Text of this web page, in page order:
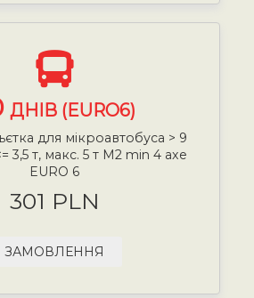
ДНІВ (EURO6)
для мікроавтобуса > 9
3,5 т, макс. 5 т М2 min 4 axe
EURO 6
301 PLN
ЗАМОВЛЕННЯ